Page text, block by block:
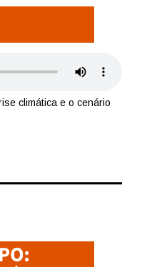
climática e o cenário